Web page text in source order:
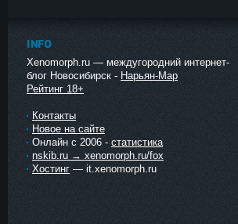
INFO
Xenomorph.ru — междугородний интернет-
блог Новосибирск - Нарьян-Мар
Рейтинг 18+
Контакты
Новое на сайте
Онлайн с 2006 - статистика
nskib.ru → xenomorph.ru/fox
Хостинг — it.xenomorph.ru